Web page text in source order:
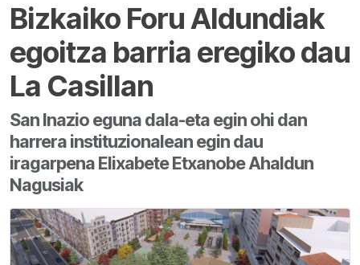
Bizkaiko Foru Aldundiak
egoitza barria eregiko dau
La Casillan
San Inazio eguna dala-eta egin ohi dan
harrera instituzionalean egin dau
iragarpena Elixabete Etxanobe Ahaldun
Nagusiak